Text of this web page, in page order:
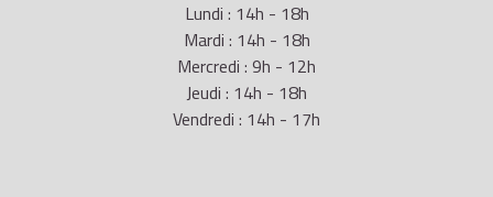
Lundi : 14h - 18h
Mardi : 14h - 18h
Mercredi : 9h - 12h
Jeudi : 14h - 18h
Vendredi : 14h - 17h